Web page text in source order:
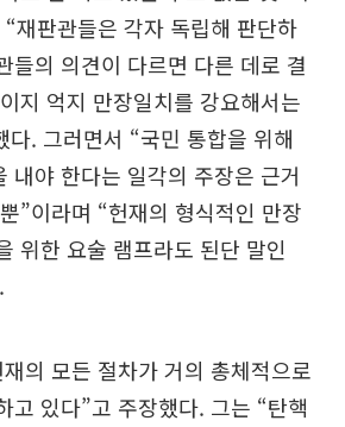
재판관들은 각자 독립해 판단하
들의 의견이 다르면 다른 데로 결
지 억지 만장일치를 강요해서는
다. 그러면서 “국민 통합을 위해
내야 한다는 일각의 주장은 근거
”이라며 “헌재의 형식적인 만장
위한 요술 램프라도 된단 말인
의 모든 절차가 거의 총체적으로
고 있다”고 주장했다. 그는 “탄핵